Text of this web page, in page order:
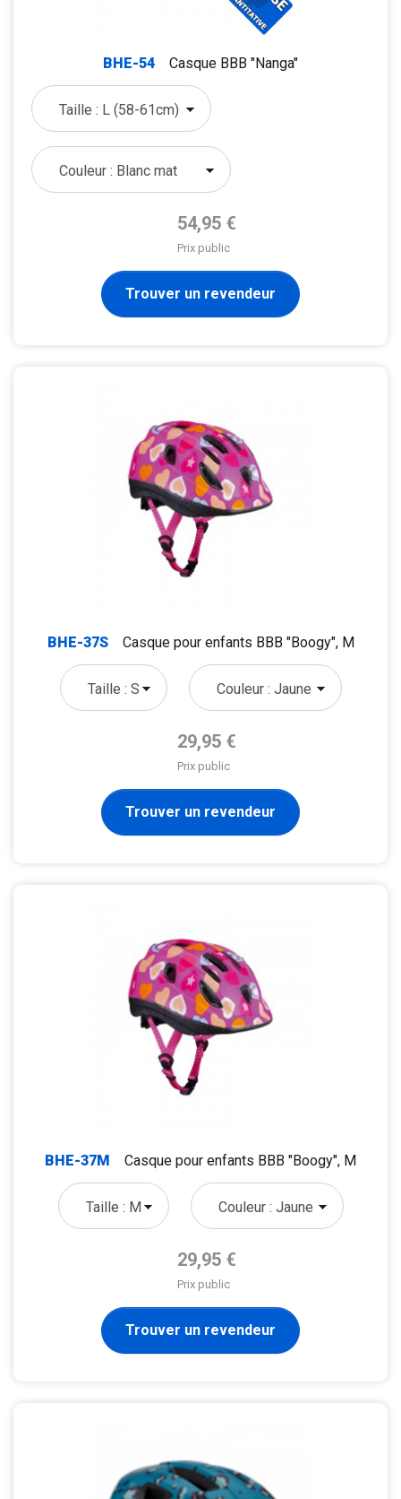
BHE-54 Casque BBB "Nanga"
Prix de base
54,95 €
Prix public
Trouver un revendeur
BHE-37S Casque pour enfants BBB "Boogy", M
Prix de base
29,95 €
Prix public
Trouver un revendeur
BHE-37M Casque pour enfants BBB "Boogy", M
Prix de base
29,95 €
Prix public
Trouver un revendeur